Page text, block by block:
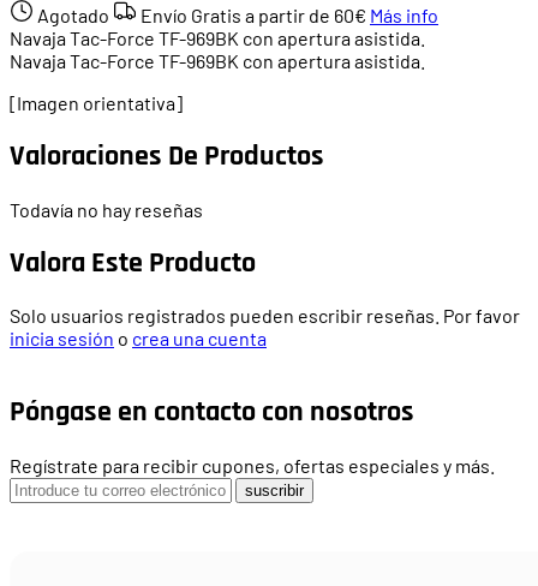
Agotado
Envío Gratis a partir de 60€ Más info
Navaja Tac-Force TF-969BK con apertura asistida.
Navaja Tac-Force TF-969BK con apertura asistida.
[Imagen orientativa]
Valoraciones De Productos
Todavía no hay reseñas
Valora Este Producto
Solo usuarios registrados pueden escribir reseñas. Por favor
inicia sesión o crea una cuenta
Póngase en contacto con nosotros
Regístrate para recibir cupones, ofertas especiales y más.
suscribir